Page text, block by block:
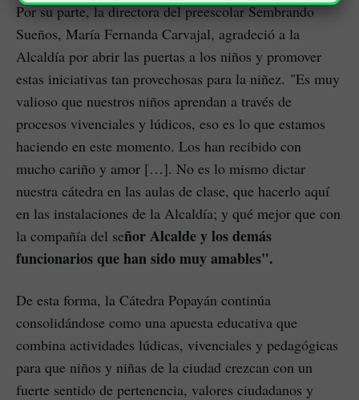
Por su parte, la directora del preescolar Sembrando
Sueños, María Fernanda Carvajal, agradeció a la
Alcaldía por abrir las puertas a los niños y promover
estas iniciativas tan provechosas para la niñez. "Es muy
valioso que nuestros niños aprendan a través de
procesos vivenciales y lúdicos, eso es lo que estamos
haciendo en este momento. Los han recibido con
mucho cariño y amor […]. No es lo mismo dictar
nuestra cátedra en las aulas de clase, que hacerlo aquí
en las instalaciones de la Alcaldía; y qué mejor que con
la compañía del señor Alcalde y los demás
funcionarios que han sido muy amables".
De esta forma, la Cátedra Popayán continúa
consolidándose como una apuesta educativa que
combina actividades lúdicas, vivenciales y pedagógicas
para que niños y niñas de la ciudad crezcan con un
fuerte sentido de pertenencia, valores ciudadanos y